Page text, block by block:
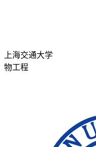
上海交通大学
物工程